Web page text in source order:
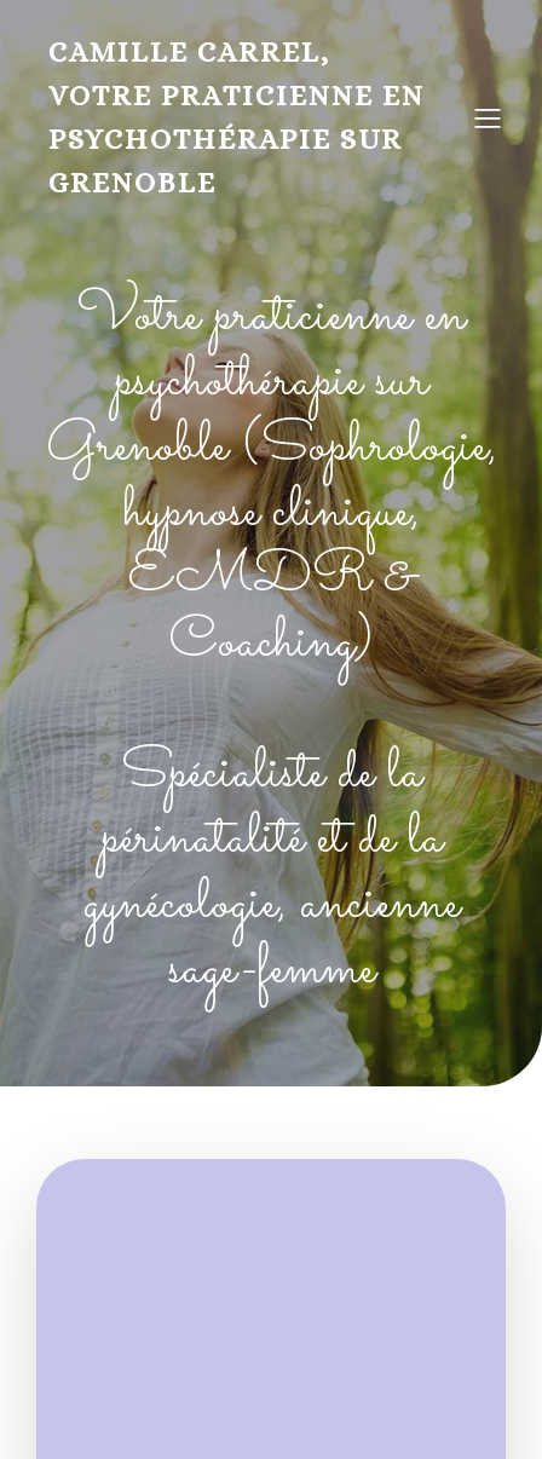
CAMILLE CARREL,
VOTRE PRATICIENNE EN
PSYCHOTHÉRAPIE SUR
GRENOBLE
Votre praticienne en
psychothérapie sur
Grenoble (Sophrologie,
hypnose clinique,
EMDR &
Coaching)
Spécialiste de la
périnatalité et de la
gynécologie, ancienne
sage-femme